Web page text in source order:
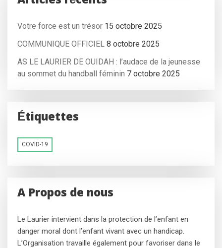
Votre force est un trésor 15 octobre 2025
COMMUNIQUE OFFICIEL 8 octobre 2025
AS LE LAURIER DE OUIDAH : l’audace de la jeunesse
au sommet du handball féminin 7 octobre 2025
Étiquettes
COVID-19
A Propos de nous
Le Laurier intervient dans la protection de l’enfant en
danger moral dont l’enfant vivant avec un handicap.
L’Organisation travaille également pour favoriser dans le